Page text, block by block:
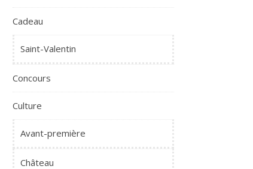
Cadeau
Saint-Valentin
Concours
Culture
Avant-première
Château